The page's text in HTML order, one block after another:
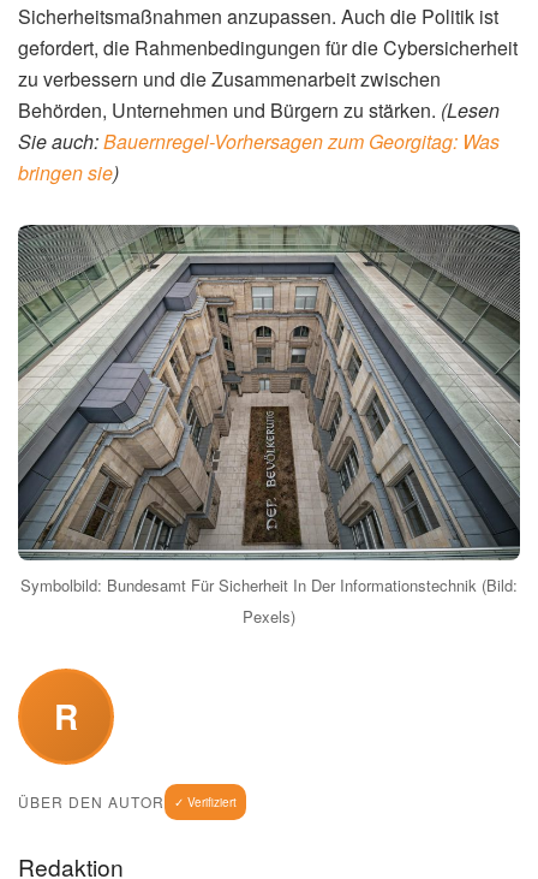
Sicherheitsmaßnahmen anzupassen. Auch die Politik ist
gefordert, die Rahmenbedingungen für die Cybersicherheit
zu verbessern und die Zusammenarbeit zwischen
Behörden, Unternehmen und Bürgern zu stärken. (Lesen
Sie auch:Bauernregel-Vorhersagen zum Georgitag: Was
bringen sie)
Symbolbild: Bundesamt Für Sicherheit In Der Informationstechnik (Bild:
Pexels)
R
ÜBER DEN AUTOR ✓ Verifiziert
Redaktion